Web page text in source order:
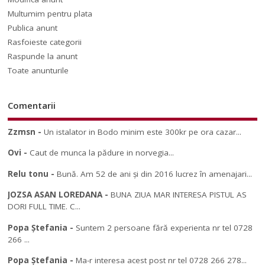
Multumim pentru plata
Publica anunt
Rasfoieste categorii
Raspunde la anunt
Toate anunturile
Comentarii
Zzmsn -Un istalator in Bodo minim este 300kr pe ora cazar...
Ovi - Caut de munca la pădure in norvegia...
Relu tonu -Bună. Am 52 de ani și din 2016 lucrez în amenajari...
JOZSA ASAN LOREDANA-BUNA ZIUA MAR INTERESA PISTUL AS
DORI FULL TIME. C...
Popa Ștefania - Suntem 2 persoane fără experienta nr tel 0728
266 ...
Popa Ștefania -Ma-r interesa acest post nr tel 0728 266 278...